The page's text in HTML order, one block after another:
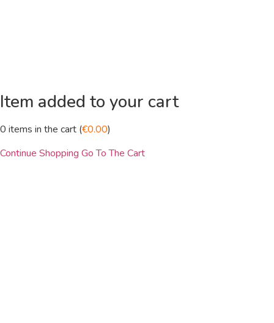
Item added to your cart
0 items in the cart (€0.00)
Continue Shopping Go To The Cart